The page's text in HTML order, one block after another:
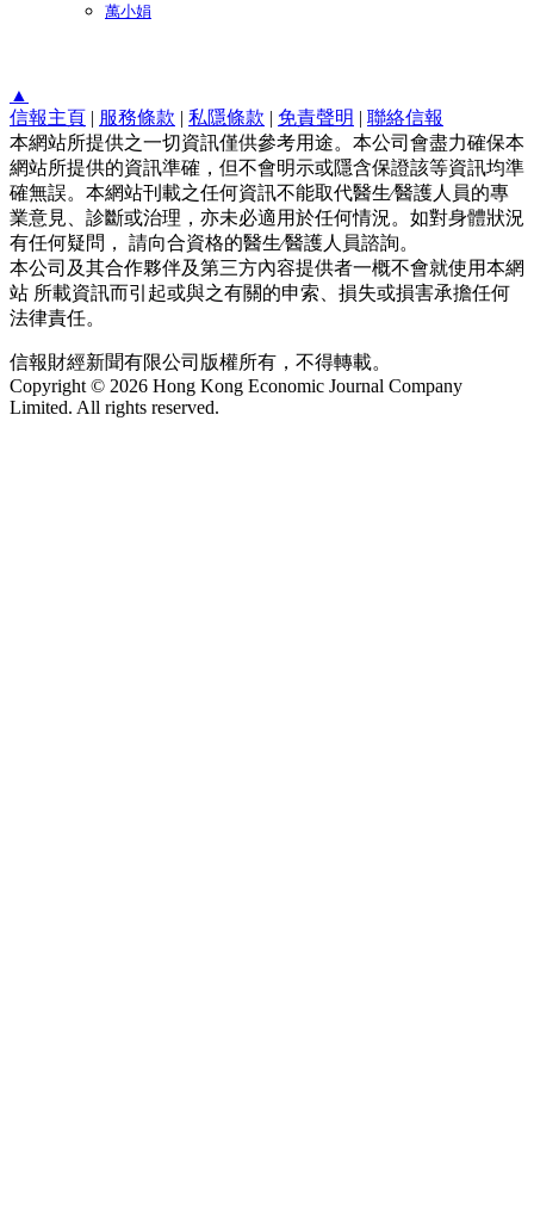
萬小娟
▲
信報主頁 | 服務條款 | 私隱條款 | 免責聲明 | 聯絡信報
本網站所提供之一切資訊僅供參考用途。本公司會盡力確保本
網站所提供的資訊準確，但不會明示或隱含保證該等資訊均準
確無誤。本網站刊載之任何資訊不能取代醫生∕醫護人員的專
業意見、診斷或治理，亦未必適用於任何情況。如對身體狀況
有任何疑問， 請向合資格的醫生∕醫護人員諮詢。
本公司及其合作夥伴及第三方內容提供者一概不會就使用本網
站 所載資訊而引起或與之有關的申索、損失或損害承擔任何
法律責任。
信報財經新聞有限公司版權所有，不得轉載。
Copyright © 2026 Hong Kong Economic Journal Company
Limited. All rights reserved.